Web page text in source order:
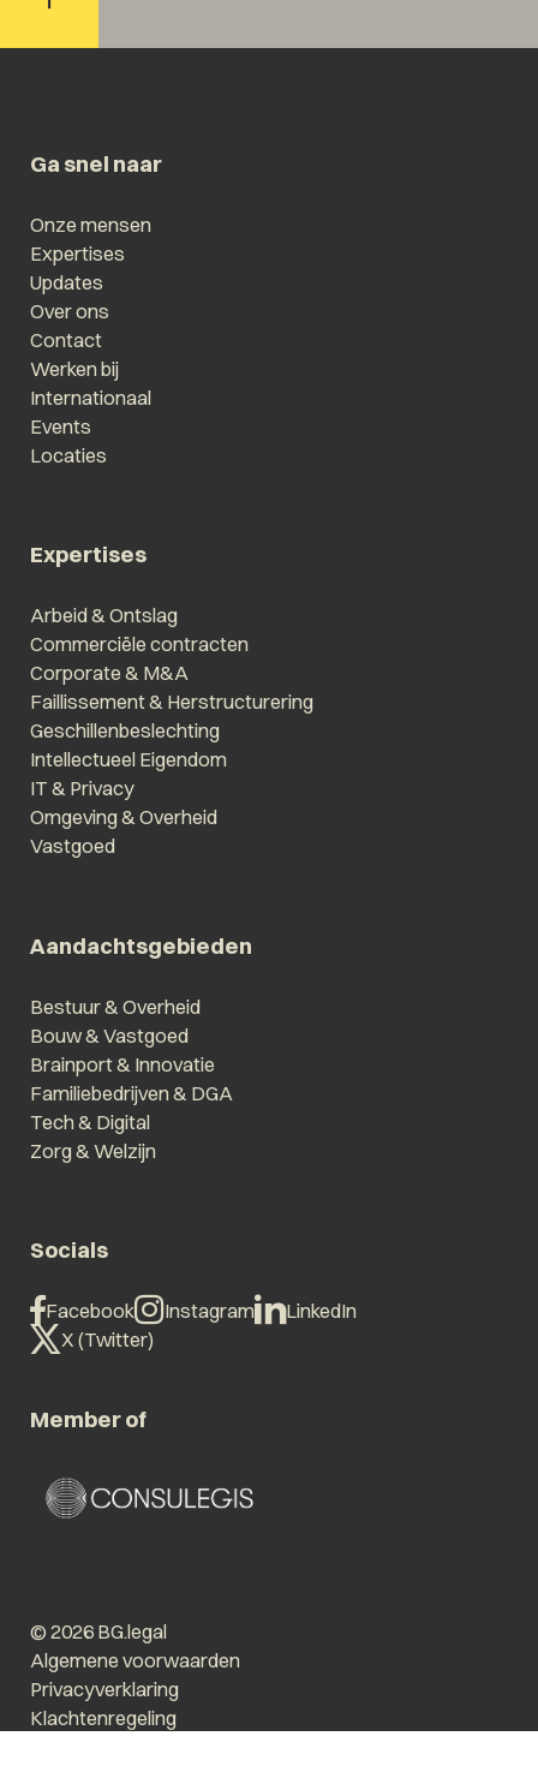
Ga snel naar
Onze mensen
Expertises
Updates
Over ons
Contact
Werken bij
Internationaal
Events
Locaties
Expertises
Arbeid & Ontslag
Commerciële contracten
Corporate & M&A
Faillissement & Herstructurering
Geschillenbeslechting
Intellectueel Eigendom
IT & Privacy
Omgeving & Overheid
Vastgoed
Aandachtsgebieden
Bestuur & Overheid
Bouw & Vastgoed
Brainport & Innovatie
Familiebedrijven & DGA
Tech & Digital
Zorg & Welzijn
Socials
Facebook Instagram
LinkedIn
X (Twitter)
Member of
© 2026 BG.legal
Algemene voorwaarden
Privacyverklaring
Klachtenregeling